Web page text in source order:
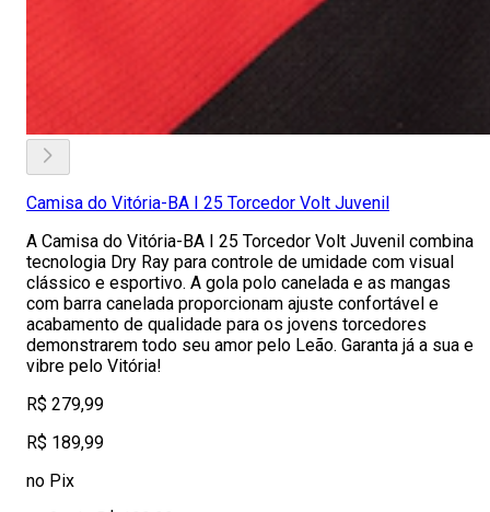
Camisa do Vitória-BA I 25 Torcedor Volt Juvenil
A Camisa do Vitória-BA I 25 Torcedor Volt Juvenil combina
tecnologia Dry Ray para controle de umidade com visual
clássico e esportivo. A gola polo canelada e as mangas
com barra canelada proporcionam ajuste confortável e
acabamento de qualidade para os jovens torcedores
demonstrarem todo seu amor pelo Leão. Garanta já a sua e
vibre pelo Vitória!
R$ 279,99
R$ 189,99
no Pix